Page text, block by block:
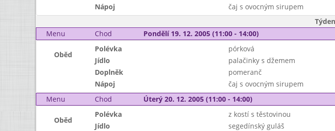
Nápoj
čaj s ovocným sirupem
Menu
Chod Pondělí 19. 12. 2005 (11:00 - 14:00)
Oběd
Polévka
pórková
Jídlo
palačinky s džemem
Doplněk
pomeranč
Nápoj
čaj s ovocným sirupem
Menu
Chod Úterý 20. 12. 2005 (11:00 - 14:00)
Oběd
Polévka
z kostí s těstovinou
Jídlo
segedínský guláš